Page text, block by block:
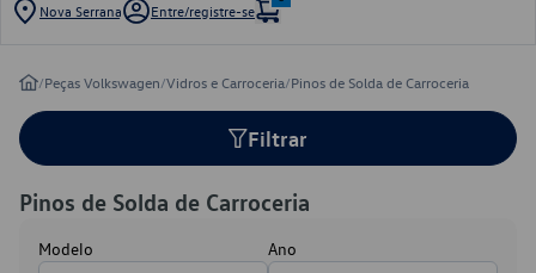
Nova Serrana Entre/registre-se
/Peças Volkswagen/Vidros e Carroceria/Pinos de Solda de Carroceria
Filtrar
Pinos de Solda de Carroceria
Modelo Ano